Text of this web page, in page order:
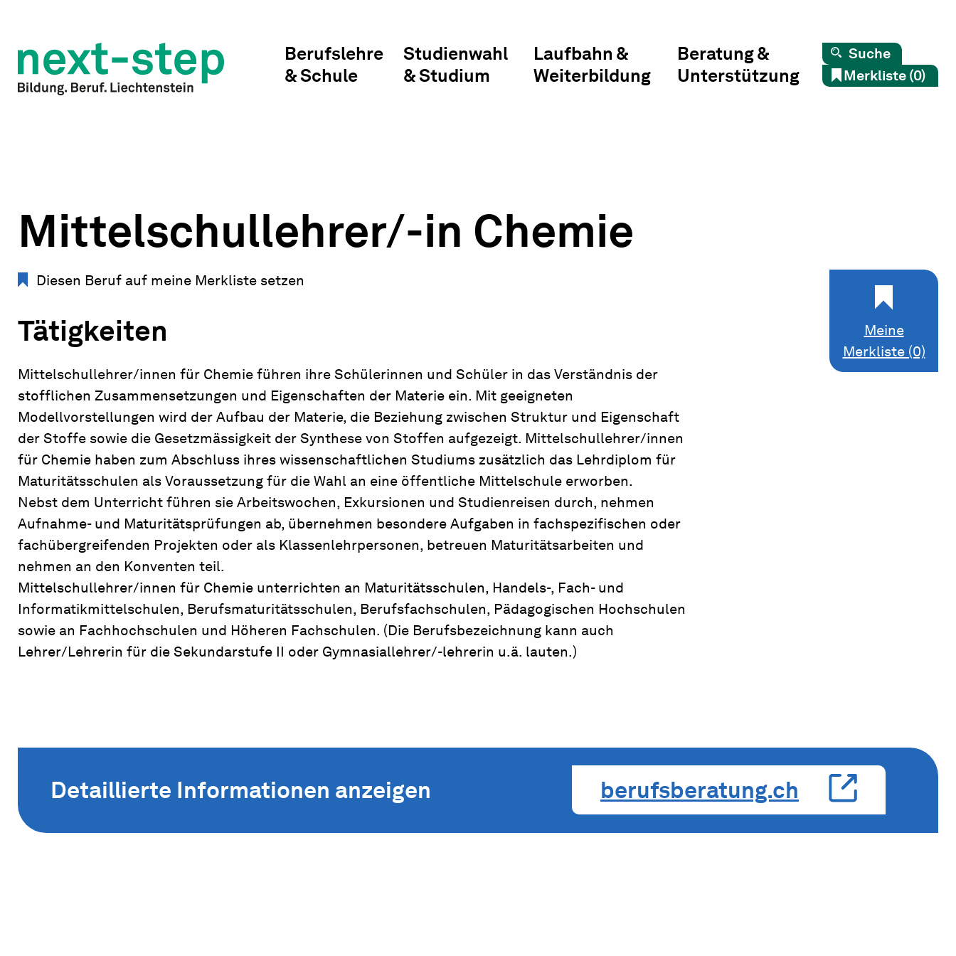
Laufbahn & Weiterbildung
Beratung & Unterstützung
Berufslehre
& Schule
Studienwahl
& Studium
Laufbahn &
Weiterbildung
Beratung &
Unterstützung
Suche
Merkliste (0)
Meine
Merkliste (0)
Mittelschullehrer/-in Chemie
Diesen Beruf auf meine Merkliste setzen
Tätigkeiten
Mittelschullehrer/innen für Chemie führen ihre Schülerinnen und Schüler in das Verständnis der
stofflichen Zusammensetzungen und Eigenschaften der Materie ein. Mit geeigneten
Modellvorstellungen wird der Aufbau der Materie, die Beziehung zwischen Struktur und Eigenschaft
der Stoffe sowie die Gesetzmässigkeit der Synthese von Stoffen aufgezeigt. Mittelschullehrer/innen
für Chemie haben zum Abschluss ihres wissenschaftlichen Studiums zusätzlich das Lehrdiplom für
Maturitätsschulen als Voraussetzung für die Wahl an eine öffentliche Mittelschule erworben.
Nebst dem Unterricht führen sie Arbeitswochen, Exkursionen und Studienreisen durch, nehmen
Aufnahme- und Maturitätsprüfungen ab, übernehmen besondere Aufgaben in fachspezifischen oder
fachübergreifenden Projekten oder als Klassenlehrpersonen, betreuen Maturitätsarbeiten und
nehmen an den Konventen teil.
Mittelschullehrer/innen für Chemie unterrichten an Maturitätsschulen, Handels-, Fach- und
Informatikmittelschulen, Berufsmaturitätsschulen, Berufsfachschulen, Pädagogischen Hochschulen
sowie an Fachhochschulen und Höheren Fachschulen. (Die Berufsbezeichnung kann auch
Lehrer/Lehrerin für die Sekundarstufe II oder Gymnasiallehrer/-lehrerin u.ä. lauten.)
Detaillierte Informationen anzeigen berufsberatung.ch